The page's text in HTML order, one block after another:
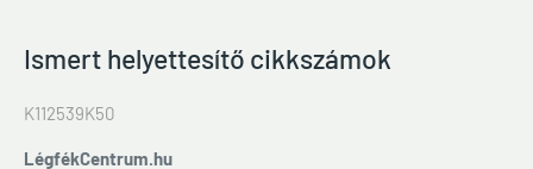
Ismert helyettesítő cikkszámok
K112539K50
LégfékCentrum.hu